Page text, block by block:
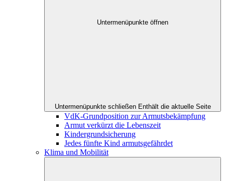
Untermenüpunkte öffnen
Untermenüpunkte schließen Enthält die aktuelle Seite
VdK-Grundposition zur Armutsbekämpfung
Armut verkürzt die Lebenszeit
Kindergrundsicherung
Jedes fünfte Kind armutsgefährdet
Klima und Mobilität